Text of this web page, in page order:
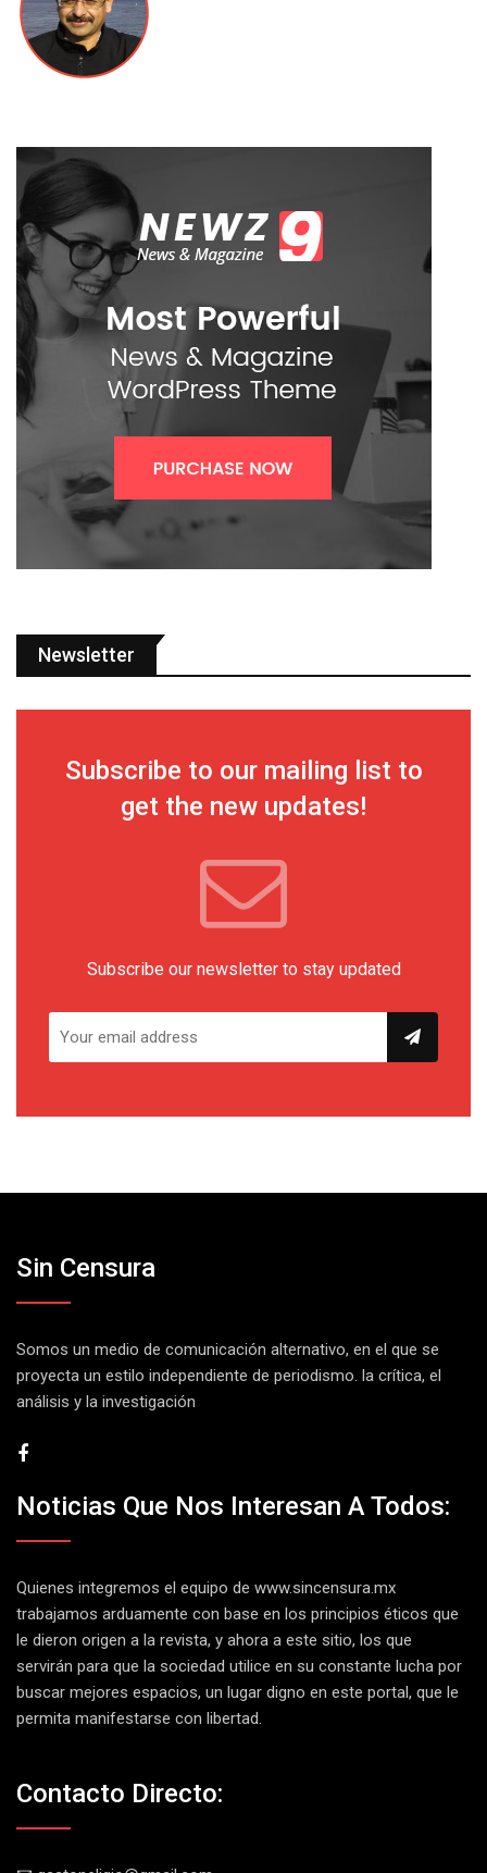
Newsletter
Subscribe to our mailing list to
get the new updates!
Subscribe our newsletter to stay updated
Sin Censura
Somos un medio de comunicación alternativo, en el que se
proyecta un estilo independiente de periodismo. la crítica, el
análisis y la investigación
Noticias Que Nos Interesan A Todos:
Quienes integremos el equipo de www.sincensura.mx
trabajamos arduamente con base en los principios éticos que
le dieron origen a la revista, y ahora a este sitio, los que
servirán para que la sociedad utilice en su constante lucha por
buscar mejores espacios, un lugar digno en este portal, que le
permita manifestarse con libertad.
Contacto Directo: